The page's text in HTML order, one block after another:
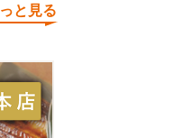
と見る